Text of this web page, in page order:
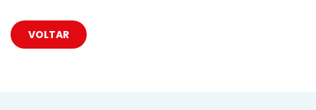
VOLTAR